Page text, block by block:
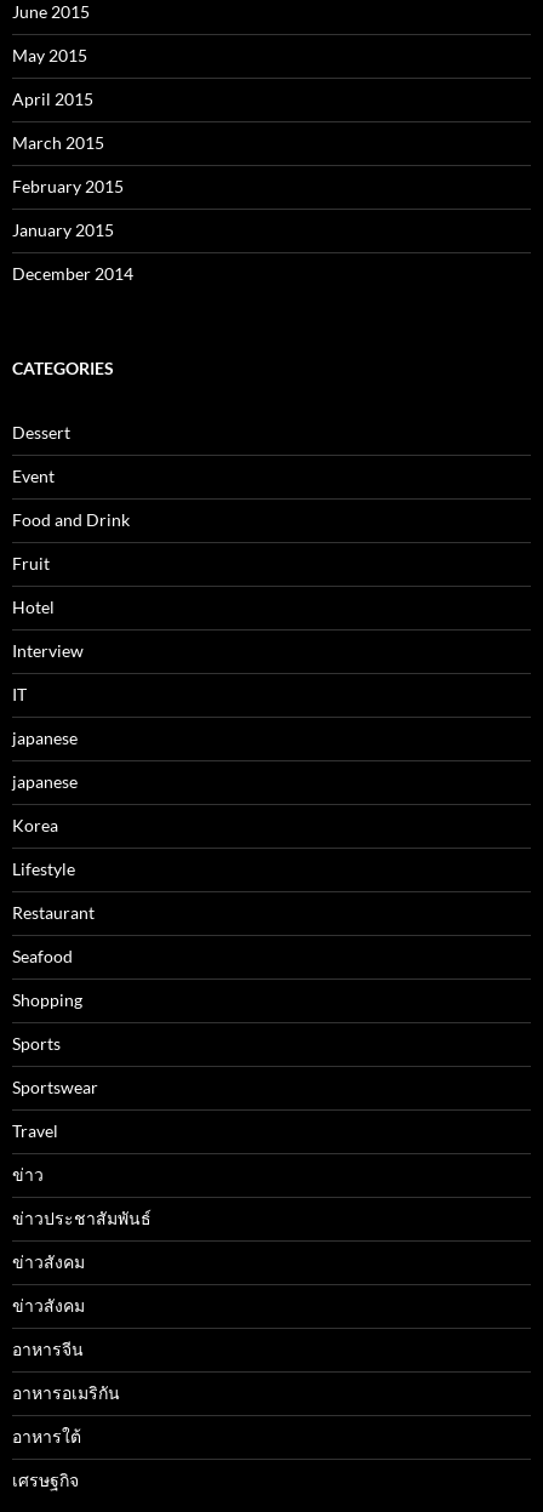
June 2015
May 2015
April 2015
March 2015
February 2015
January 2015
December 2014
CATEGORIES
Dessert
Event
Food and Drink
Fruit
Hotel
Interview
IT
japanese
japanese
Korea
Lifestyle
Restaurant
Seafood
Shopping
Sports
Sportswear
Travel
ข่าว
ข่าวประชาสัมพันธ์
ข่าวสังคม
ข่าวสังคม
อาหารจีน
อาหารอเมริกัน
อาหารใต้
เศรษฐกิจ